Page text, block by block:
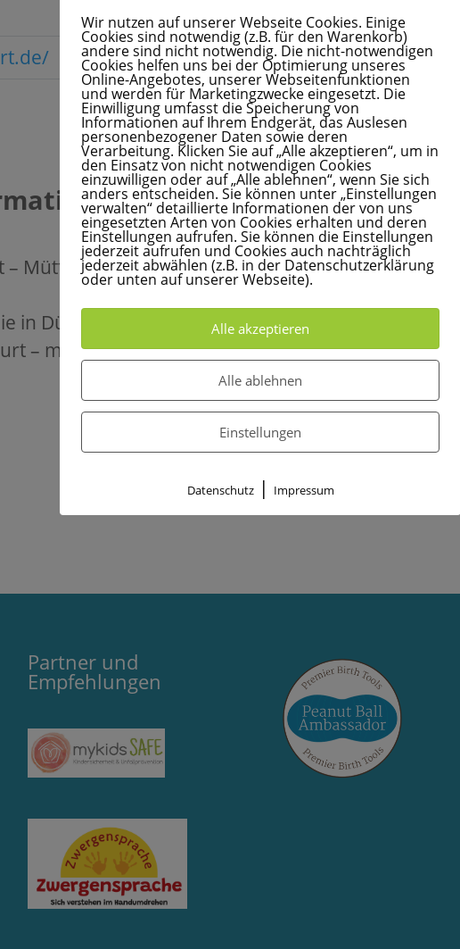
– Mütterpflegerin, Yogalehrerin und Mama eines
in Düsseldorf und begleite Mütter und Familien
– mit Herz, Ruhe und einer guten Portion
Partner und
Empfehlungen
Wir nutzen auf unserer Webseite Cookies. Einige
Cookies sind notwendig (z.B. für den Warenkorb)
andere sind nicht notwendig. Die nicht-notwendigen
Cookies helfen uns bei der Optimierung unseres
Online-Angebotes, unserer Webseitenfunktionen
und werden für Marketingzwecke eingesetzt. Die
Einwilligung umfasst die Speicherung von
Informationen auf Ihrem Endgerät, das Auslesen
personenbezogener Daten sowie deren
Verarbeitung. Klicken Sie auf „Alle akzeptieren“, um in
den Einsatz von nicht notwendigen Cookies
einzuwilligen oder auf „Alle ablehnen“, wenn Sie sich
anders entscheiden. Sie können unter „Einstellungen
verwalten“ detaillierte Informationen der von uns
eingesetzten Arten von Cookies erhalten und deren
Einstellungen aufrufen. Sie können die Einstellungen
jederzeit aufrufen und Cookies auch nachträglich
jederzeit abwählen (z.B. in der Datenschutzerklärung
oder unten auf unserer Webseite).
Alle akzeptieren
Alle ablehnen
Einstellungen
Datenschutz| Impressum